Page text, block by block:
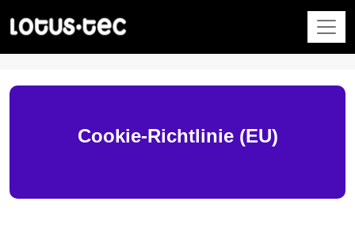
Cookie-Richtlinie (EU)